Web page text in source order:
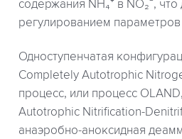
содержания NH₄⁺ в NO₂⁻, что
регулированием параметров
Одноступенчатая
Completely Autotrophic
процесс, или процесс
Autotrophic Nitrification-
анаэробно-аноксидная